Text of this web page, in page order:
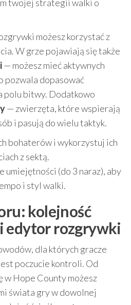
twojej strategii walki o
możesz korzystać z
W grze pojawiają się także
— możesz mieć aktywnych
pozwala dopasować
polu bitwy. Dodatkowo
— zwierzęta, które wspierają
i pasują do wielu taktyk.
bohaterów i wykorzystuj ich
z sektą.
umiejętności (do 3 naraz), aby
i styl walki.
kolejność
edytor rozgrywki
dla których gracze
poczucie kontroli. Od
w Hope County możesz
świata gry w dowolnej